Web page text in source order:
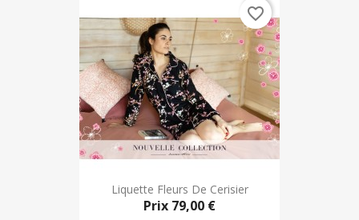
Liquette Fleurs De Cerisier
Prix 79,00 €
favorite_border